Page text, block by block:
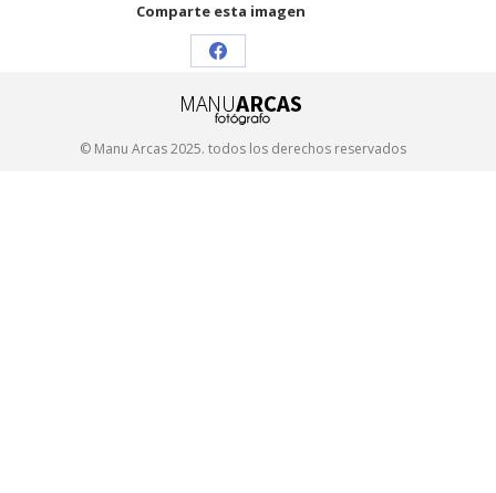
Comparte esta imagen
Share
on
Facebook
© Manu Arcas 2025. todos los derechos reservados